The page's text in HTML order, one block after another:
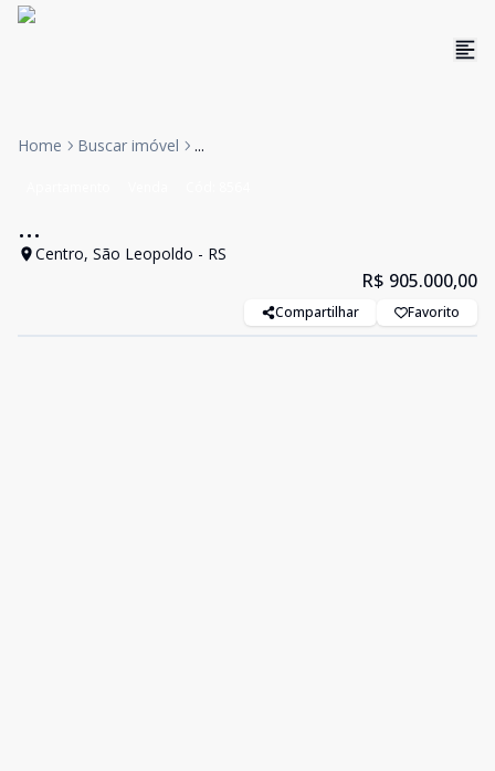
Home Buscar imóvel ...
...
Centro, São Leopoldo - RS
R$ 905.000,00
Compartilhar Favorito